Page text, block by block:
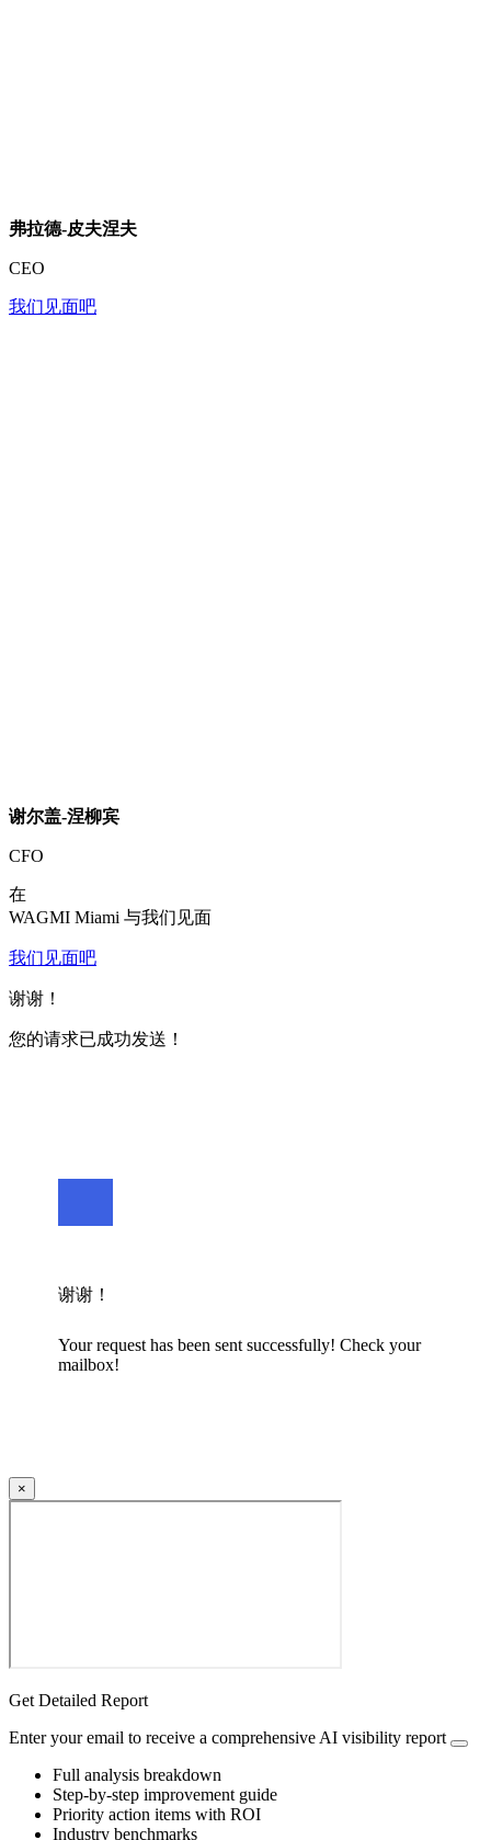
弗拉德-皮夫涅夫
CEO
我们见面吧
谢尔盖-涅柳宾
CFO
在
WAGMI Miami 与我们见面
我们见面吧
谢谢！
您的请求已成功发送！
谢谢！
Your request has been sent successfully! Check your
mailbox!
×
Get Detailed Report
Enter your email to receive a comprehensive AI visibility report
Full analysis breakdown
Step-by-step improvement guide
Priority action items with ROI
Industry benchmarks